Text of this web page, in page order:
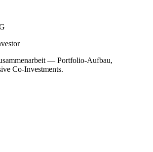
— Portfolio-Aufbau,
Co-Investments.